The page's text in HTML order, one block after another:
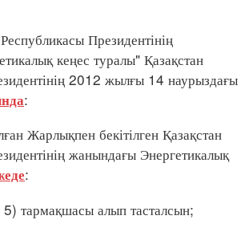
Президентінің
кеңес туралы" Қазақстан
2012 жылғы 14 наурыздағы
:
Жарлықпен бекітілген Қазақстан
жанындағы Энергетикалық
:
5) тармақшасы алып тасталсын;